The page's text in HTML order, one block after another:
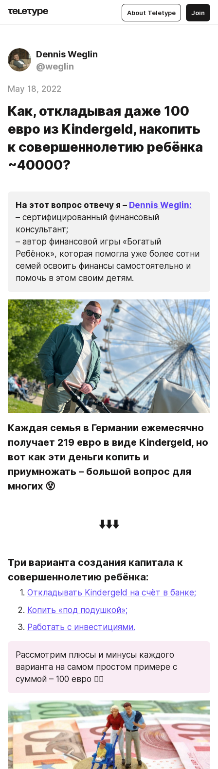
About Teletype Join
Dennis Weglin
@weglin
May 18, 2022
Как, откладывая даже 100
евро из Kindergeld, накопить
к совершеннолетию ребёнка
~40000?
На этот вопрос отвечу я – Dennis Weglin:
– сертифицированный финансовый
консультант;
– автор финансовой игры «Богатый
Ребёнок», которая помогла уже более сотни
семей освоить финансы самостоятельно и
помочь в этом своим детям.
Каждая семья в Германии ежемесячно
получает 219 евро в виде Kindergeld, но
вот как эти деньги копить и
приумножать – большой вопрос для
многих 😵
⬇️⬇️⬇️
Три варианта создания капитала к
совершеннолетию ребёнка:
Откладывать Kindergeld на счёт в банке;
Копить «под подушкой»;
Работать с инвестициями.
Рассмотрим плюсы и минусы каждого
варианта на самом простом примере с
суммой – 100 евро 👇🏻